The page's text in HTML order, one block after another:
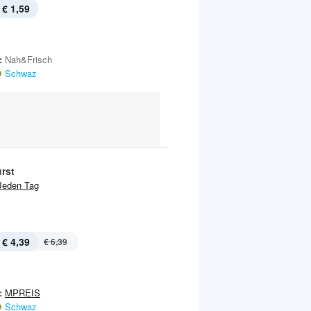
€ 1,59
Nah&Frisch
Schwaz
Tag
€ 4,39 € 6,39
MPREIS
Schwaz